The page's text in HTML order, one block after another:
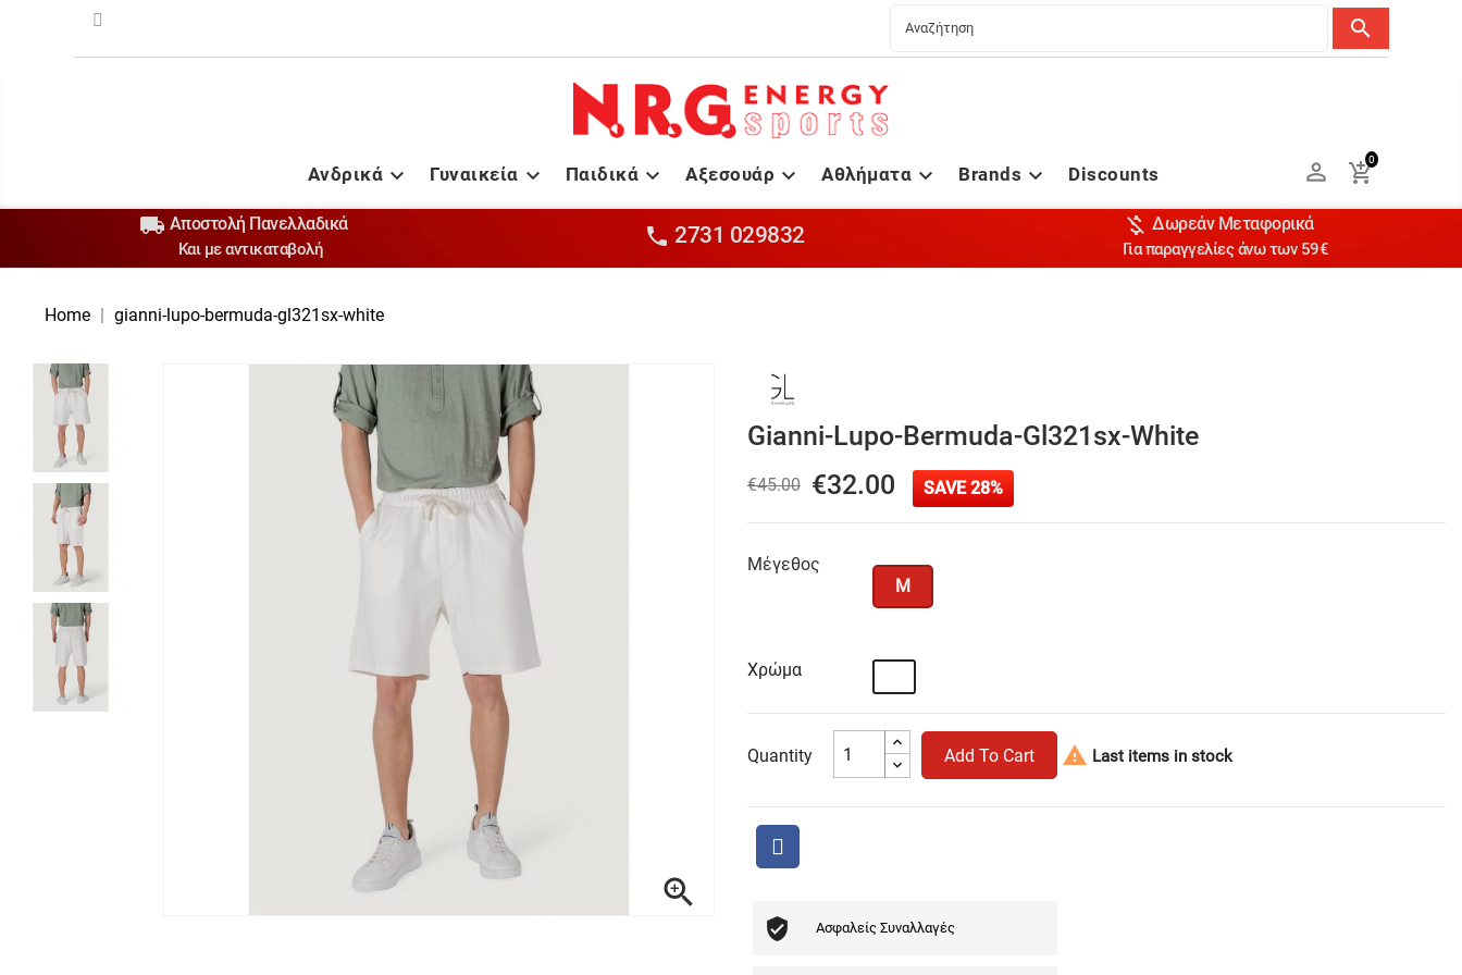
search

Ανδρικά 
Γυναικεία 
Παιδικά 
Αξεσουάρ 
Αθλήματα 
Brands Discounts 
0

 Αποστολή Πανελλαδικά
Και με αντικαταβολή
 2731 029832  Δωρεάν Μεταφορικά
Για παραγγελίες άνω των 59€
Home gianni-lupo-bermuda-gl321sx-white

Gianni-Lupo-Bermuda-Gl321sx-White
€45.00 €32.00 SAVE 28%
Μέγεθος
M
Χρώμα
Quantity Add To Cart  Last items in stock
Ασφαλείς Συναλλαγές